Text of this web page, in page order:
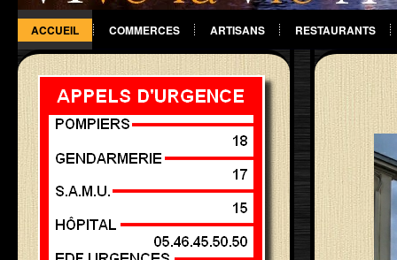
ACCUEIL COMMERCES ARTISANS RESTAURANTS
DIVERS